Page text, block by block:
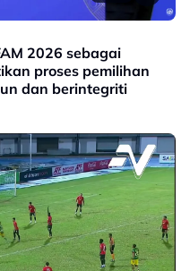
2026 sebagai
proses pemilihan
dan berintegriti